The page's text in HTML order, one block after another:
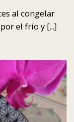
al congelar
el frío y [...]